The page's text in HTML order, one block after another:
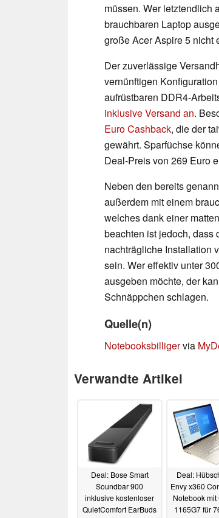
müssen. Wer letztendlich
brauchbaren Laptop
große Acer Aspire 5 nicht
Der zuverlässige
vernünftigen
aufrüstbaren DDR4-
inklusive Versand an.
Euro Cashback, die der
gewährt. Sparfüchse
Deal-Preis von 269 Euro
Neben den bereits
außerdem mit einem
welches dank einer
beachten ist jedoch, dass
nachträgliche Installation
sein. Wer effektiv unter
ausgeben möchte, der
Schnäppchen schlagen.
Quelle(n)
Notebooksbilligervia
Verwandte Artikel
Deal: Bose Smart
Soundbar 900
inklusive kostenloser
QuietComfort EarBuds
Deal:
Envy x360
Notebook mit
1165G7 für